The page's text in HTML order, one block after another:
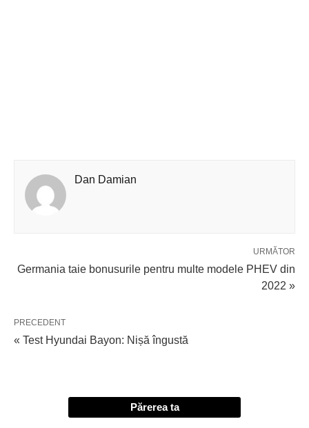
Dan Damian
URMĂTOR
Germania taie bonusurile pentru multe modele PHEV din
2022 »
PRECEDENT
« Test Hyundai Bayon: Nișă îngustă
Părerea ta